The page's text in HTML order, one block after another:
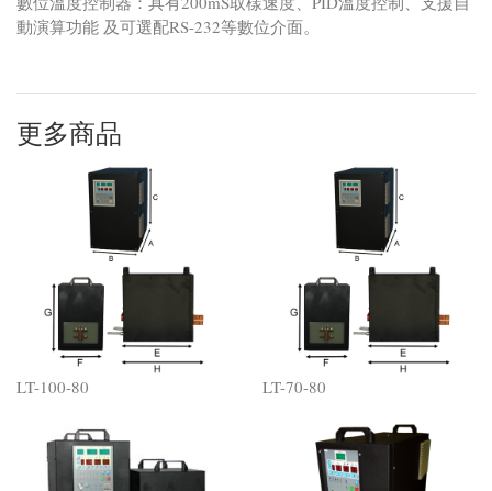
動演算功能 及可選配RS-232等數位介面。
更多商品
LT-100-80 LT-70-80